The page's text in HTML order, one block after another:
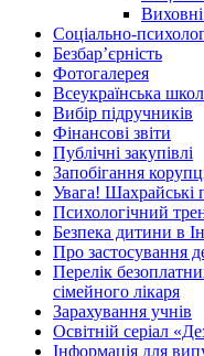
Соціально-
Безбар’єрність
Фотогалерея
Всеукраїнська
Вибір підручників
Фінансові звіти
Публічні закупівлі
Запобігання
Увага! Шахрайські
Психологічний
Безпека дитини в
Про застосування
Перелік
сімейного лікаря
Зарахування учнів
Освітній серіал
Інформація для